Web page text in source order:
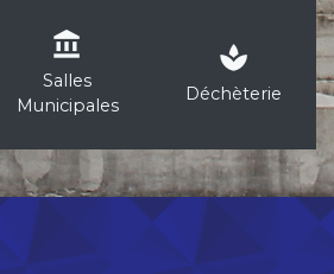
account_balance
Salles
Municipales
spa
Déchèterie